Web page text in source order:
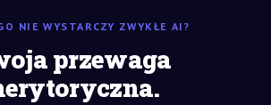
NIE WYSTARCZY ZWYKŁE AI?
przewaga